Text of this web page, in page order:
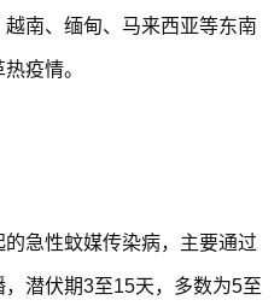
南、缅甸、马来西亚等东南
疫情。
急性蚊媒传染病，主要通过
潜伏期3至15天，多数为5至